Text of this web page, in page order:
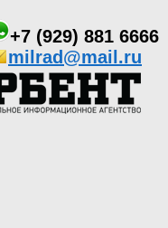
+7 (929) 881 6666
milrad@mail.ru